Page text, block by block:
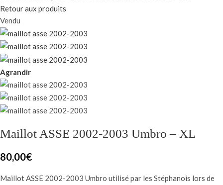
Retour aux produits
Vendu
Agrandir
Maillot ASSE 2002-2003 Umbro – XL
80,00€
Maillot ASSE 2002-2003 Umbro utilisé par les Stéphanois lors de